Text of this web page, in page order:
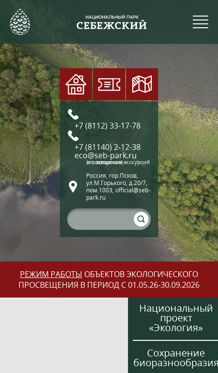
+7 (8112) 33-17-78
+7 (81140) 2-12-38
eco@seb-park.ru
(по вопросам экскурсий и посещения)
Россия, гор.Псков,
ул.М.Горького, д.20/7,
пом.1003, official@seb-
park.ru
РЕЖИМ РАБОТЫ ОБЪЕКТОВ ЭКОЛОГИЧЕСКОГО
ПРОСВЕЩЕНИЯ В ПЕРИОД С 01.05.26-30.09.2026
Национальный
проект
«Экология»
Сохранение